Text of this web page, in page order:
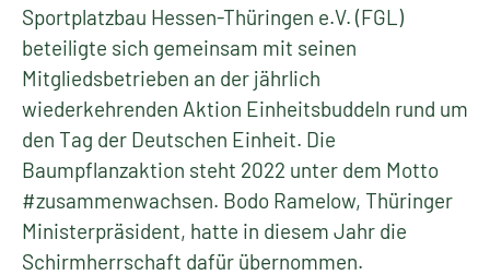
Sportplatzbau Hessen-Thüringen e.V. (FGL)
beteiligte sich gemeinsam mit seinen
Mitgliedsbetrieben an der jährlich
wiederkehrenden Aktion Einheitsbuddeln rund um
den Tag der Deutschen Einheit. Die
Baumpflanzaktion steht 2022 unter dem Motto
#zusammenwachsen. Bodo Ramelow, Thüringer
Ministerpräsident, hatte in diesem Jahr die
Schirmherrschaft dafür übernommen.